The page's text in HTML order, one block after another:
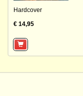
Hardcover
€ 14,95